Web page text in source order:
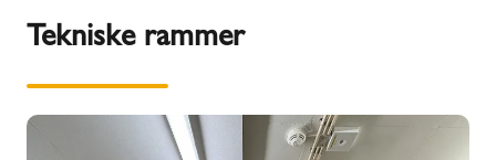
Tekniske rammer